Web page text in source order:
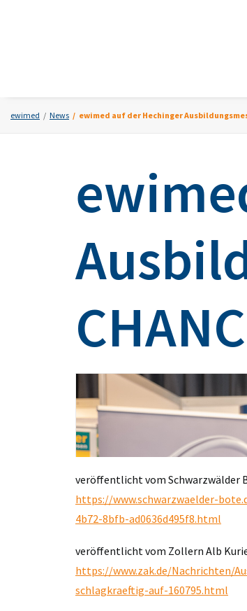
ewimed News ewimed auf der Hechinger
veröffentlicht vom Schwarzwälder
https://www.schwarzwaelder-
4b72-8bfb-ad0636d495f8.html
veröffentlicht vom Zollern Alb
https://www.zak.de/Nachrichten/
schlagkraeftig-auf-160795.html